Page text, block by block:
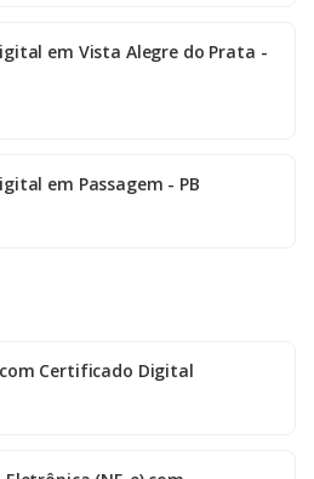
em Vista Alegre do Prata -
em Passagem - PB
Certificado Digital